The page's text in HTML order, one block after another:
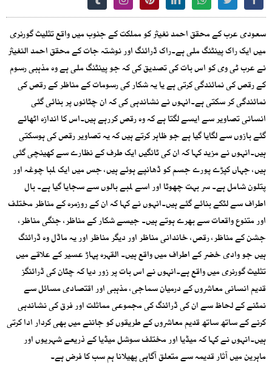
سعودی عرب کے محقق احمد نغیثر کو مملکت کے جنوب میں واقع تثلیث گورنری
میں ایک راک پینٹنگ ملی ہے۔راک ڈرائنگ اور نوشتہ جات کے محقق احمد النغیثر
نے عرب ٹی وی کو اس بات کی تصدیق کی کہ جو پینٹنگ ملی ہے وہ مذہبی رسوم
کے رقص کی نمائندگی کرتی ہے یا یہ شکار کی رسومات کے مناظر کے رقص کی
نمائندگی کر سکتی ہے۔انہوں نے نشاندہی کی کہ ان چٹانوں پر بنائی گئی
انسانی تصاویر سے ایسے لگتا ہے کہ وہ رقص کررہے ہیں۔اس کا اندازہ اٹھائے
گئے بازوں سے لگایا گیا ہے جو ظاہر کرتے ہیں کہ یہ تصاویر رقص کی ہوسکتی
ہیں۔انہوں نے مزید کہا کہ ان کی ٹانگیں ایک طرف کے نظارے سے کھینچی گئی
ہیں، جہاں کپڑے پورے جسم کو ڈھانپے ہوئے ہیں، جس میں ایک لمبا چوغہ اور
پتلون شامل ہے۔ سر بہت چھوٹا اور اسے لمبے بالوں سے سجایا گیا ہے۔ بال
اطراف سے لٹکے بنائے گئے ہیں۔انہوں نے کہا کہ ان کے روزمرہ کے مناظر مختلف
اور متنوع واقعات سے بھرے ہوتے ہیں۔ جیسے شکار کے مناظر، جنگی مناظر،
جشن کے مناظر، رقص، خاندانی مناظر اور دیگر مناظر اور یہ ماڈل وہ ڈرائنگ
ہیں جو وادی خضر کے اطراف میں واقع ہیں۔ القہرہ پہاڑ عسیر کے علاقے میں
تثلیث گورنری میں واقع ہے۔انہوں نے اس بات پر زور دیا کہ چٹان کی ڈرائنگز
قدیم انسانی معاشروں کے درمیان سماجی، مذہبی اور اقتصادی مسائل سے
نمٹنے کے لحاظ سے ان کی ڈرائنگ کی مجموعی مماثلت اور فرق کی نشاندہی
کرنے کے ساتھ ساتھ قدیم معاشروں کے طریقوں کو جاننے میں بھی کردار ادا کرتی
ہیں۔انہوں نے کہا کہ میڈیا اور مختلف سوشل میڈیا کے ذریعے شہریوں اور
ماہرین میں آثار قدیمہ سے متعلق آگاہی پھیلانا ہم سب کا فرض ہے۔